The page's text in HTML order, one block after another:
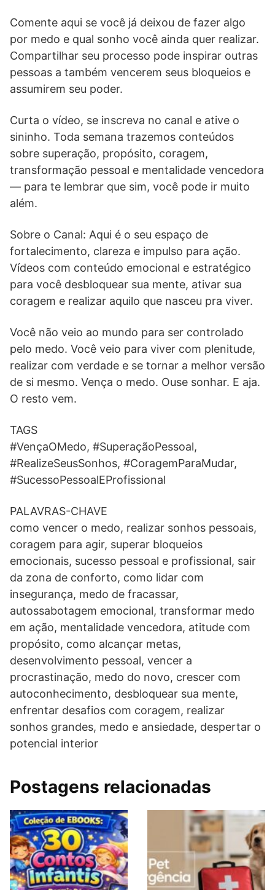
Comente aqui se você já deixou de fazer algo
por medo e qual sonho você ainda quer realizar.
Compartilhar seu processo pode inspirar outras
pessoas a também vencerem seus bloqueios e
assumirem seu poder.
Curta o vídeo, se inscreva no canal e ative o
sininho. Toda semana trazemos conteúdos
sobre superação, propósito, coragem,
transformação pessoal e mentalidade vencedora
— para te lembrar que sim, você pode ir muito
além.
Sobre o Canal: Aqui é o seu espaço de
fortalecimento, clareza e impulso para ação.
Vídeos com conteúdo emocional e estratégico
para você desbloquear sua mente, ativar sua
coragem e realizar aquilo que nasceu pra viver.
Você não veio ao mundo para ser controlado
pelo medo. Você veio para viver com plenitude,
realizar com verdade e se tornar a melhor versão
de si mesmo. Vença o medo. Ouse sonhar. E aja.
O resto vem.
TAGS
#VençaOMedo, #SuperaçãoPessoal,
#RealizeSeusSonhos, #CoragemParaMudar,
#SucessoPessoalEProfissional
PALAVRAS-CHAVE
como vencer o medo, realizar sonhos pessoais,
coragem para agir, superar bloqueios
emocionais, sucesso pessoal e profissional, sair
da zona de conforto, como lidar com
insegurança, medo de fracassar,
autossabotagem emocional, transformar medo
em ação, mentalidade vencedora, atitude com
propósito, como alcançar metas,
desenvolvimento pessoal, vencer a
procrastinação, medo do novo, crescer com
autoconhecimento, desbloquear sua mente,
enfrentar desafios com coragem, realizar
sonhos grandes, medo e ansiedade, despertar o
potencial interior
Postagens relacionadas